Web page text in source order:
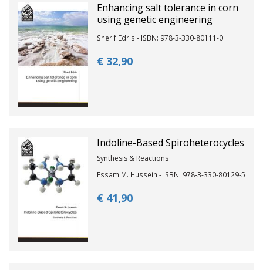
Enhancing salt tolerance in corn
using genetic engineering
Sherif Edris - ISBN: 978-3-330-80111-0
€ 32,90
Indoline-Based Spiroheterocycles
Synthesis & Reactions
Essam M. Hussein - ISBN: 978-3-330-80129-5
€ 41,90